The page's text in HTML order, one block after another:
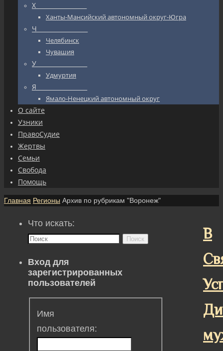
Х_________________
Ханты-Мансийский автономный округ-Югра
Ч_________________
Челябинск
Чувашия
У_________________
Удмуртия
Я_________________
Ямало-Ненецкий автономный округ
О сайте
Узники
ПравоСудие
Жертвы
Семьи
Свобода
Помощь
Главная Регионы Архив по рубрикам "Воронеж"
В
Что искать:
Поиск
Вход для
зарегистрированных
пользователей
Имя
пользователя: